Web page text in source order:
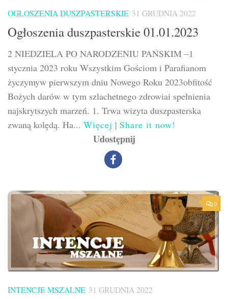
OGŁOSZENIA DUSZPASTERSKIE 31 GRUDNIA 2022
Ogłoszenia duszpasterskie 01.01.2023
2 NIEDZIELA PO NARODZENIU PAŃSKIM –1
stycznia 2023 roku Wszystkim Gościom i Parafianom
życzymyw pierwszym dniu Nowego Roku 2023obfitość
Bożych darów w tym szlachetnego zdrowiai spełnienia
najskrytszych marzeń. 1. Trwa wizyta duszpasterska
zwaną kolędą. Ha... Więcej | Share it now!
Udostępnij
0
INTENCJE MSZALNE 31 GRUDNIA 2022